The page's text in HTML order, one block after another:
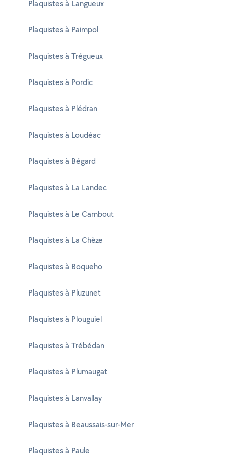
Plaquistes à Langueux
Plaquistes à Paimpol
Plaquistes à Trégueux
Plaquistes à Pordic
Plaquistes à Plédran
Plaquistes à Loudéac
Plaquistes à Bégard
Plaquistes à La Landec
Plaquistes à Le Cambout
Plaquistes à La Chèze
Plaquistes à Boqueho
Plaquistes à Pluzunet
Plaquistes à Plouguiel
Plaquistes à Trébédan
Plaquistes à Plumaugat
Plaquistes à Lanvallay
Plaquistes à Beaussais-sur-Mer
Plaquistes à Paule